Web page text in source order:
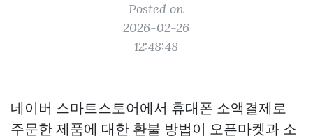
Posted on
2026-02-26
12:48:48
네이버 스마트스토어에서 휴대폰 소액결제로
주문한 제품에 대한 환불 방법이 오픈마켓과 소